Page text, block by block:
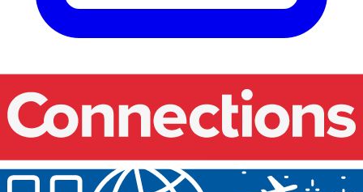
Nos événements